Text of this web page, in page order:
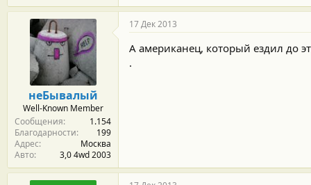
неБывалый
Well-Known Member
Сообщения
1.154
Благодарности
199
Адрес
Москва
Авто
3,0 4wd 2003
17 Дек 2013
А американец, который ездил до
.